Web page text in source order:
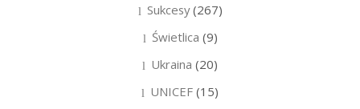
Sukcesy(267)
Świetlica (9)
Ukraina (20)
UNICEF (15)